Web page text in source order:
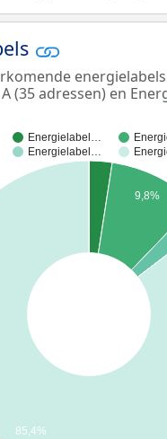
(35 adressen) en
Energielabel…
Energielabel…
9,8%
85,4%